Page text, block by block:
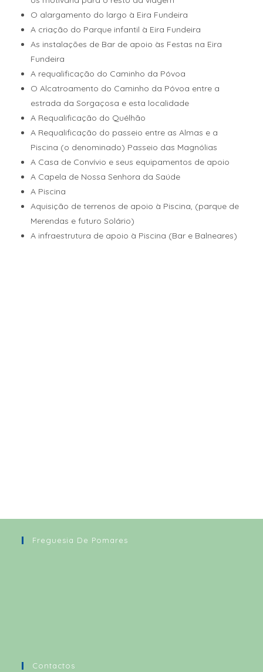
O alargamento do largo à Eira Fundeira
A criação do Parque infantil à Eira Fundeira
As instalações de Bar de apoio às Festas na Eira
Fundeira
A requalificação do Caminho da Póvoa
O Alcatroamento do Caminho da Póvoa entre a
estrada da Sorgaçosa e esta localidade
A Requalificação do Quélhão
A Requalificação do passeio entre as Almas e a
Piscina (o denominado) Passeio das Magnólias
A Casa de Convívio e seus equipamentos de apoio
A Capela de Nossa Senhora da Saúde
A Piscina
Aquisição de terrenos de apoio à Piscina, (parque de
Merendas e futuro Solário)
A infraestrutura de apoio à Piscina (Bar e Balneares)
Freguesia De Pomares
Contactos